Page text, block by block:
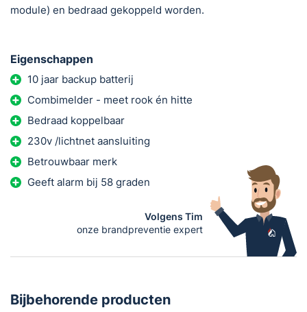
module) en bedraad gekoppeld worden.
Eigenschappen
10 jaar backup batterij
Combimelder - meet rook én hitte
Bedraad koppelbaar
230v /lichtnet aansluiting
Betrouwbaar merk
Geeft alarm bij 58 graden
Volgens Tim
onze brandpreventie expert
Bijbehorende producten